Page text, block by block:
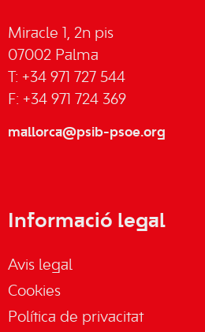
Miracle 1, 2n pis
07002 Palma
T: +34 971 727 544
F: +34 971 724 369
mallorca@psib-psoe.org
Informació legal
Avis legal
Cookies
Política de privacitat